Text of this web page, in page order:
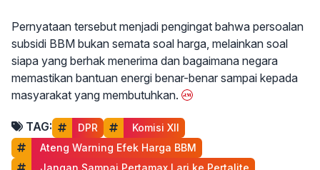
Pernyataan tersebut menjadi pengingat bahwa persoalan
subsidi BBM bukan semata soal harga, melainkan soal
siapa yang berhak menerima dan bagaimana negara
memastikan bantuan energi benar-benar sampai kepada
masyarakat yang membutuhkan.
TAG: DPR
Komisi XII
Ateng Warning Efek Harga BBM
Jangan Sampai Pertamax Lari ke Pertalite